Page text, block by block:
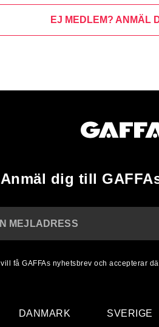
EJ MEDLEM? ANMÄL
Anmäl dig till
MEJLADRESS
få GAFFAs nyhetsbrev och accepterar
DANMARK SVERIGE